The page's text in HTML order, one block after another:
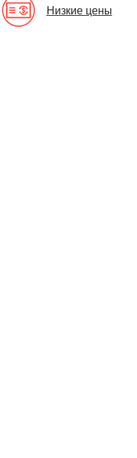
Низкие цены